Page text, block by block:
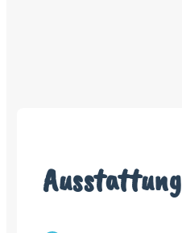
Ausstattung